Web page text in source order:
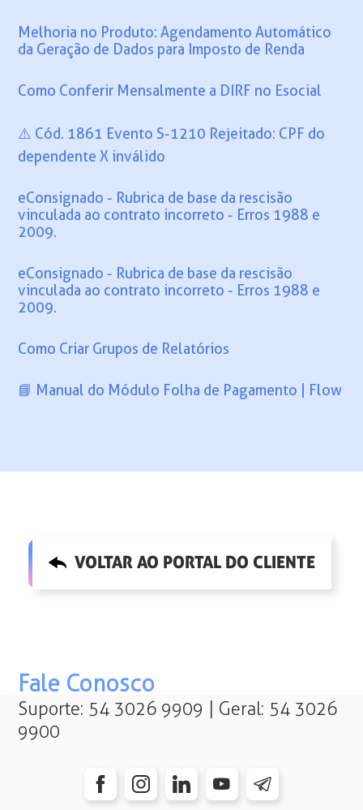
Melhoria no Produto: Agendamento Automático
da Geração de Dados para Imposto de Renda
Como Conferir Mensalmente a DIRF no Esocial
⚠️ Cód. 1861 Evento S-1210 Rejeitado: CPF do
dependente X inválido
eConsignado - Rubrica de base da rescisão
vinculada ao contrato incorreto - Erros 1988 e
2009.
eConsignado - Rubrica de base da rescisão
vinculada ao contrato incorreto - Erros 1988 e
2009.
Como Criar Grupos de Relatórios
📘 Manual do Módulo Folha de Pagamento | Flow
VOLTAR AO PORTAL DO CLIENTE
Fale Conosco
Suporte: 54 3026 9909 | Geral: 54 3026
9900